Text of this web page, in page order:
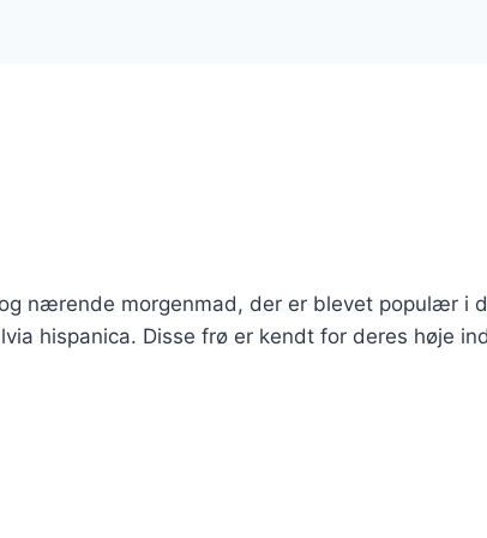
nærende morgenmad, der er blevet populær i
hispanica. Disse frø er kendt for deres høje